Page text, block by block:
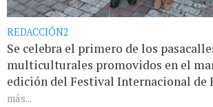
REDACCIÓN2
Se celebra el primero de los
multiculturales promovidos en el
edición del Festival Internacional de
más...